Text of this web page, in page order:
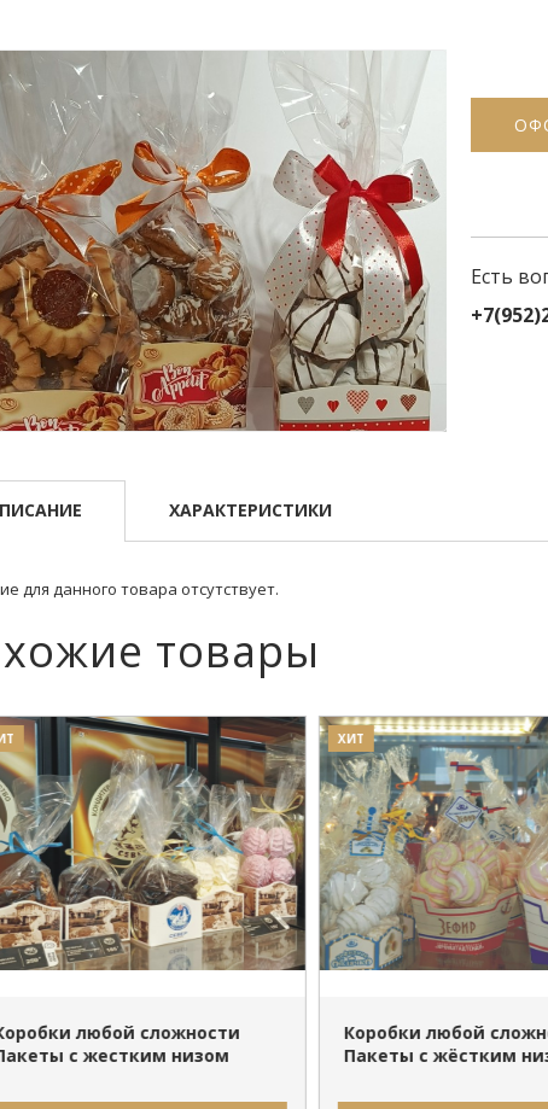
Есть
ХАРАКТЕРИСТИКИ
для данного товара отсутствует.
товары
ПОДРОБНЕЕ
любой сложности
с жестким низом
ХИТ
ПОДРОБНЕЕ
Коробки любой
Пакеты с жёстким